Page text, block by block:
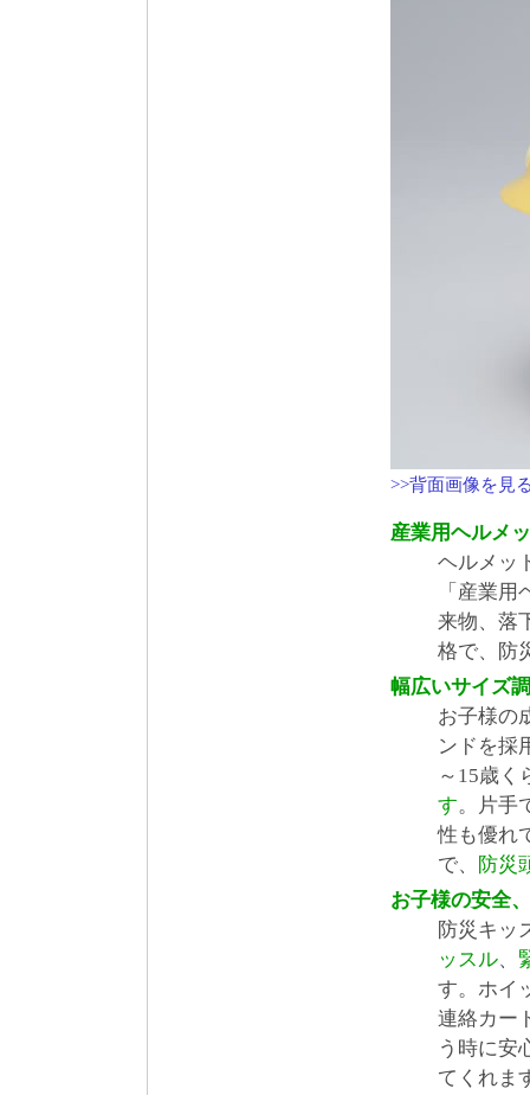
>>背面画像を見
産業用ヘルメ
ヘルメッ
「産業
来物、落
格で、防
幅広いサイズ
お子様の
ンドを採
～15歳く
す。片手
性も優れ
で、
防災
お子様の安全
防災キッ
ッスル、
す。ホイ
連絡カー
う時に安
てくれま